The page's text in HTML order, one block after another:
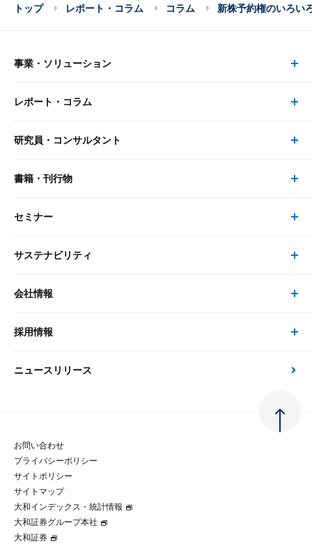
トップ レポート・コラム コラム 新株予約権のいろい
事業・ソリューション
事業・ソリューション トップ
リサーチ
大和総研の強み
先端テクノロジーに基づく新たな価値の創出
レポート・コラム
レポート・コラム トップ
最新のレポート・コラム
政策分析
金融経済教育等
コラム
研究員・コンサルタント
研究員・コンサルタント トップ
研究員
書籍・刊行物
書籍・刊行物 トップ
書籍
セミナー
セミナー トップ
現在受付中のセミナー・イベント
サステナビリティ
サステナビリティの取り組み
次世代社会への貢献
マルチステークホルダー方針
パートナーシップ構築宣言
会社情報
会社情報 トップ
会社概要・役員一覧
大和総研の歩み
グループ会社
採用情報
採用情報 トップ
経験者採用
ニュースリリース
お問い合わせ
プライバシーポリシー
サイトポリシー
サイトマップ
大和インデックス・統計情報
大和証券グループ本社
大和証券